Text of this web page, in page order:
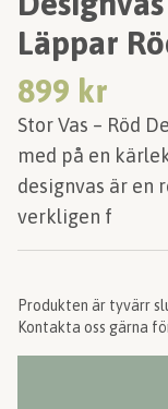
Läppar
899 kr
Stor Vas – Röd
med på en
designvas är en
verkligen f
Produkten är tyvärr
Kontakta oss gärna